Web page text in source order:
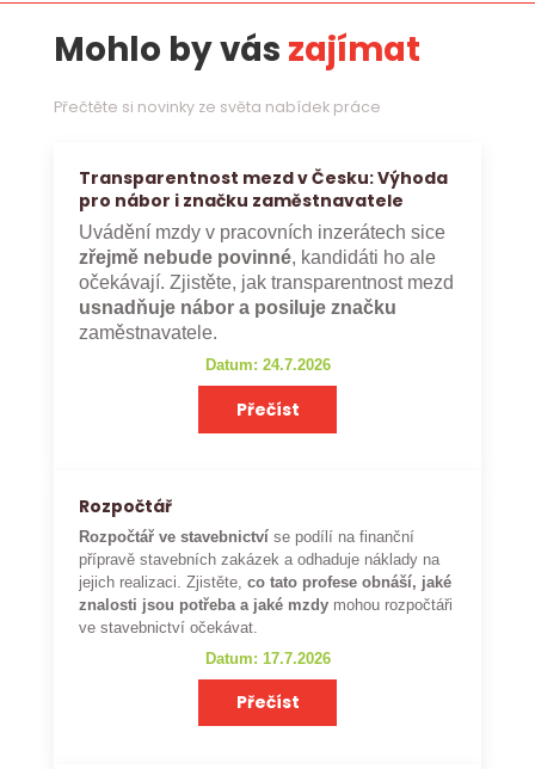
Mohlo by vás zajímat
Přečtěte si novinky ze světa nabídek práce
Transparentnost mezd v Česku: Výhoda
pro nábor i značku zaměstnavatele
Uvádění mzdy v pracovních inzerátech sice
zřejmě nebude povinné, kandidáti ho ale
očekávají. Zjistěte, jak transparentnost mezd
usnadňuje nábor a posiluje značku
zaměstnavatele.
Datum: 24.7.2026
Přečíst
Rozpočtář
Rozpočtář ve stavebnictví se podílí na finanční
přípravě stavebních zakázek a odhaduje náklady na
jejich realizaci. Zjistěte,co tato profese obnáší, jaké
znalosti jsou potřeba a jaké mzdy mohou rozpočtáři
ve stavebnictví očekávat.
Datum: 17.7.2026
Přečíst